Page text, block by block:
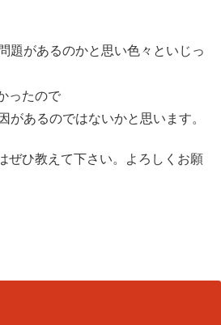
題があるのかと思い色々といじっ
ったので
があるのではないかと思います。
ぜひ教えて下さい。よろしくお願